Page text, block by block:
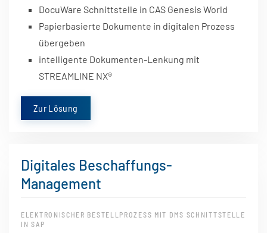
DocuWare Schnittstelle in CAS Genesis World
Papierbasierte Dokumente in digitalen Prozess
übergeben
intelligente Dokumenten-Lenkung mit
STREAMLINE NX®
Zur Lösung
Digitales Beschaffungs-
Management
ELEKTRONISCHER BESTELLPROZESS MIT DMS SCHNITTSTELLE
IN SAP